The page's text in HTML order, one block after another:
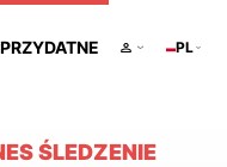
PRZYDATNE PL
ŚLEDZENIE